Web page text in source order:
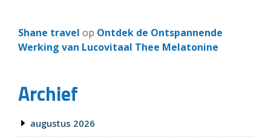
Shane travel op Ontdek de Ontspannende
Werking van Lucovitaal Thee Melatonine
Archief
augustus 2026